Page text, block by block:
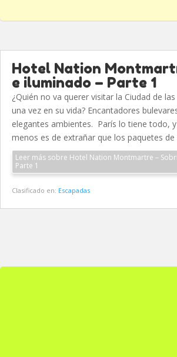
Hotel Nation
e iluminado – Parte 1
¿Quién no va querer visitar la Ciudad de
una vez en su vida? Encantadores
elegantes ambientes. París lo tiene todo,
menos es de extrañar que los paquetes de
Leer más sobre Hotel Nation Montmartre –
Parte 1
Clasificado en: Escapadas